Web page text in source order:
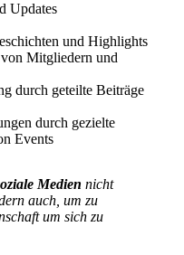
Updates
und Highlights
Mitgliedern und
durch geteilte Beiträge
durch gezielte
Events
Medien nicht
auch, um zu
um sich zu